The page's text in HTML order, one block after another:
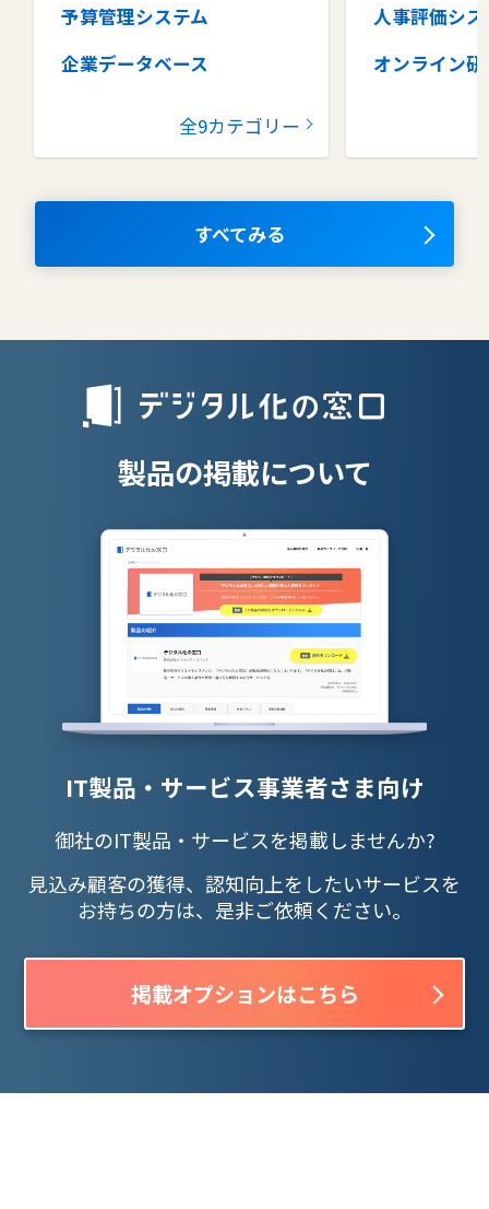
予算管理システム
企業データベース
コラボレーションツール
ナレッジマネジメントツール
全9カテゴリー
人事評価シス
オンライン研
タレントマ
OKRツール
授業支援シス
すべてみる
製品の掲載について
IT製品・サービス事業者さま向け
御社のIT製品・サービスを掲載しませんか?
見込み顧客の獲得、認知向上をしたいサービスを
お持ちの方は、是非ご依頼ください。
掲載オプションはこちら